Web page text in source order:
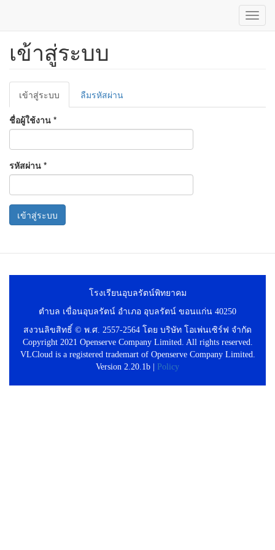
ข้าม
เนื้อหา
เข้าสู่ระบบ
Primary
tabs
เข้าสู่ระบบ
ปัจจุบัน)
ลืมรหัสผ่าน
ชื่อผู้ใช้งาน *
รหัสผ่าน *
เข้าสู่ระบบ
โรงเรียนอุบลรัตน์พิทยาคม
ตำบล เขื่อนอุบลรัตน์ อำเภอ อุบลรัตน์ ขอนแก่น 40250
สงวนลิขสิทธิ์ © พ.ศ. 2557-2564 โดย บริษัท โอเพ่นเซิร์ฟ จำกัด
Copyright 2021 Openserve Company Limited. All rights reserved.
VLCloud is a registered trademart of Openserve Company Limited.
Version 2.20.1b |
Policy